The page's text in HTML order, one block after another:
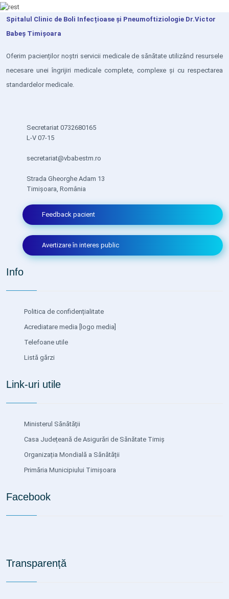
Spitalul Clinic de Boli Infecțioase și Pneumoftiziologie Dr.Victor
Babeș Timișoara
Oferim pacienților noștri servicii medicale de sănătate utilizând resursele
necesare unei îngrijiri medicale complete, complexe și cu respectarea
standardelor medicale.
Secretariat 0732680165
L-V 07-15
secretariat@vbabestm.ro
Strada Gheorghe Adam 13
Timișoara, România
Feedback pacient
Avertizare în interes public
Info
Politica de confidențialitate
Acrediatare media [logo media]
Telefoane utile
Listă gărzi
Link-uri utile
Ministerul Sănătății
Casa Județeană de Asigurări de Sănătate Timiș
Organizația Mondială a Sănătății
Primăria Municipiului Timișoara
Facebook
Transparență